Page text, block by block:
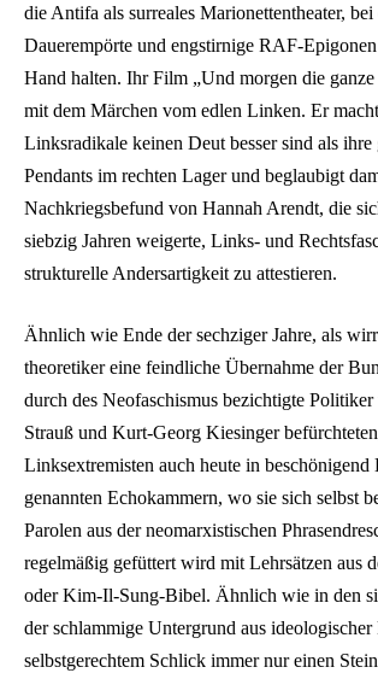
die Antifa als surreales Marionettentheater, bei
Dauerempörte und engstirnige RAF-
Hand halten. Ihr Film „Und morgen die
mit dem Märchen vom edlen Linken. Er
Linksradikale keinen Deut besser sind als ihre
Pendants im rechten Lager und beglaubigt
Nachkriegsbefund von Hannah Arendt, die
siebzig Jahren weigerte, Links- und
strukturelle Andersartigkeit zu attestieren.
Ähnlich wie Ende der sechziger Jahre, als
theoretiker eine feindliche Übernahme der
durch des Neofaschismus bezichtigte
Strauß und Kurt-Georg Kiesinger
Linksextremisten auch heute in beschönigend
genannten Echokammern, wo sie sich selbst
Parolen aus der neomarxistischen
regelmäßig gefüttert wird mit Lehrsätzen aus
oder Kim-Il-Sung-Bibel. Ähnlich wie in den
der schlammige Untergrund aus ideologischer
selbstgerechtem Schlick immer nur einen